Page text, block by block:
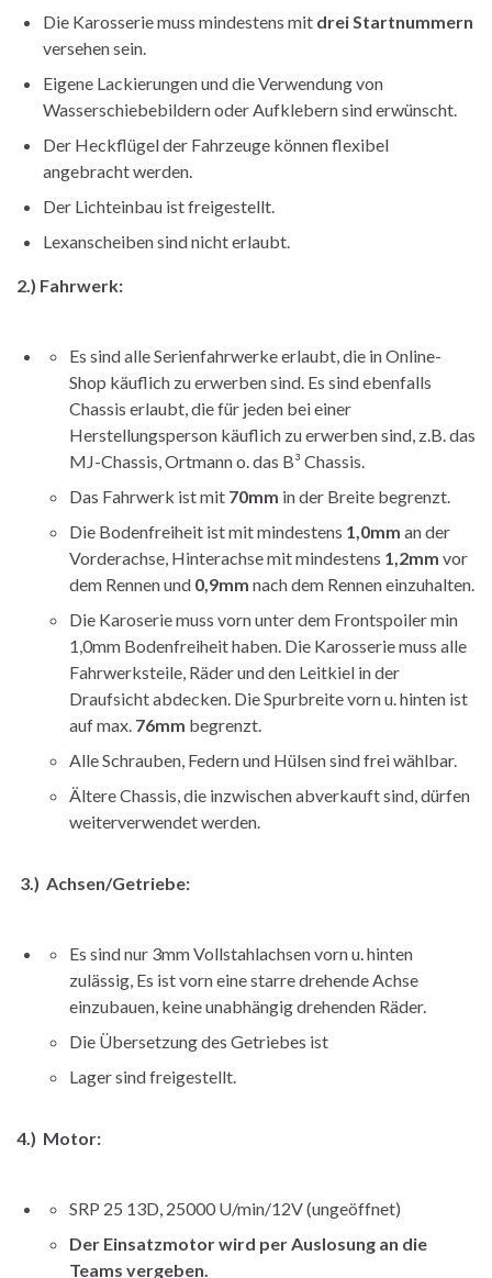
Die Karosserie muss mindestens mit drei Startnummern
versehen sein.
Eigene Lackierungen und die Verwendung von
Wasserschiebebildern oder Aufklebern sind erwünscht.
Der Heckflügel der Fahrzeuge können flexibel
angebracht werden.
Der Lichteinbau ist freigestellt.
Lexanscheiben sind nicht erlaubt.
2.) Fahrwerk:
Es sind alle Serienfahrwerke erlaubt, die in Online-
Shop käuflich zu erwerben sind. Es sind ebenfalls
Chassis erlaubt, die für jeden bei einer
Herstellungsperson käuflich zu erwerben sind, z.B. das
MJ-Chassis, Ortmann o. das B³ Chassis.
Das Fahrwerk ist mit 70mm in der Breite begrenzt.
Die Bodenfreiheit ist mit mindestens 1,0mm an der
Vorderachse, Hinterachse mit mindestens 1,2mm vor
dem Rennen und 0,9mm nach dem Rennen einzuhalten.
Die Karoserie muss vorn unter dem Frontspoiler min
1,0mm Bodenfreiheit haben. Die Karosserie muss alle
Fahrwerksteile, Räder und den Leitkiel in der
Draufsicht abdecken. Die Spurbreite vorn u. hinten ist
auf max. 76mm begrenzt.
Alle Schrauben, Federn und Hülsen sind frei wählbar.
Ältere Chassis, die inzwischen abverkauft sind, dürfen
weiterverwendet werden.
3.) Achsen/Getriebe:
Es sind nur 3mm Vollstahlachsen vorn u. hinten
zulässig, Es ist vorn eine starre drehende Achse
einzubauen, keine unabhängig drehenden Räder.
Die Übersetzung des Getriebes ist
Lager sind freigestellt.
4.) Motor:
SRP 25 13D, 25000 U/min/12V (ungeöffnet)
Der Einsatzmotor wird per Auslosung an die
Teams vergeben.